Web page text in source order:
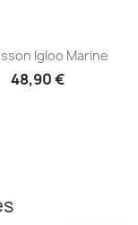
rapide
Igloo Marine
48,90 €